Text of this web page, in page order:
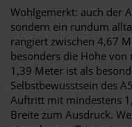
Wohlgemerkt: auch der
sondern ein rundum
rangiert zwischen 4,67
besonders die Höhe
1,39 Meter ist als
Selbstbewusstsein des
Auftritt mit mindestens
Breite zum Ausdruck.